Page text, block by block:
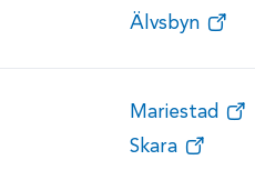
Älvsbyn
Mariestad
Skara